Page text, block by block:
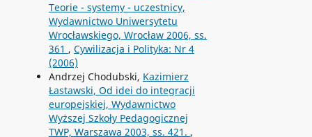
Teorie - systemy - uczestnicy,
Wydawnictwo Uniwersytetu
Wrocławskiego, Wrocław 2006, ss.
361 , Cywilizacja i Polityka: Nr 4
(2006)
Andrzej Chodubski, Kazimierz
Łastawski, Od idei do integracji
europejskiej, Wydawnictwo
Wyższej Szkoły Pedagogicznej
TWP, Warszawa 2003, ss. 421. ,